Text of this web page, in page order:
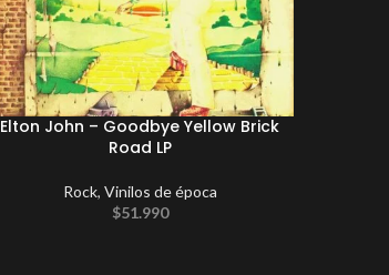
Elton John ‎– Goodbye Yellow Brick
Road LP
Rock, Vinilos de época
$51.990